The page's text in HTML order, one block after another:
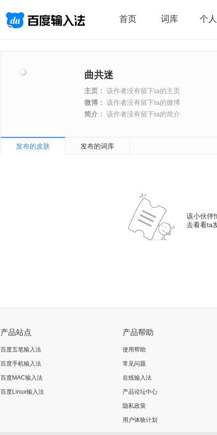
首页 词库 个
曲共迷
主页： 该作者没有留下ta的主页
微博： 该作者没有留下ta的微博
简介： 该作者没有留下ta的简介
发布的皮肤 发布的词库
该小伙伴
去看看ta
产品站点
百度五笔输入法
百度手机输入法
百度MAC输入法
百度Linux输入法
产品帮助
使用帮助
常见问题
在线输入法
产品论坛中心
隐私政策
用户体验计划